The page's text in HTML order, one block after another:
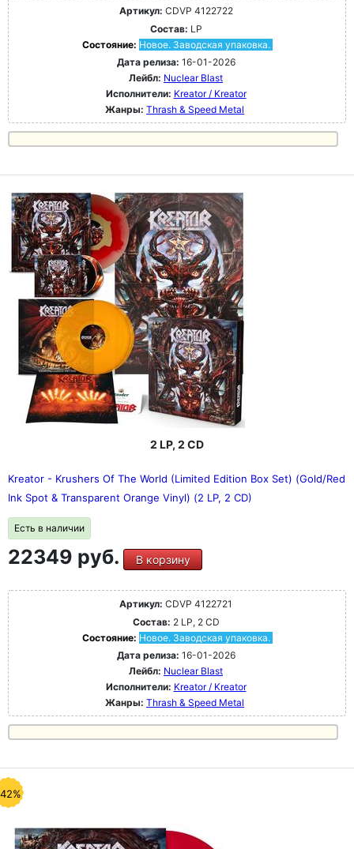
Артикул: CDVP 4122722
Состав: LP
Состояние: Новое. Заводская упаковка.
Дата релиза: 16-01-2026
Лейбл: Nuclear Blast
Исполнители: Kreator / Kreator
Жанры: Thrash & Speed Metal
2 LP, 2 CD
Kreator - Krushers Of The World (Limited Edition Box Set) (Gold/Red
Ink Spot & Transparent Orange Vinyl) (2 LP, 2 CD)
Есть в наличии
22349 руб. В корзину
Артикул: CDVP 4122721
Состав: 2 LP, 2 CD
Состояние: Новое. Заводская упаковка.
Дата релиза: 16-01-2026
Лейбл: Nuclear Blast
Исполнители: Kreator / Kreator
Жанры: Thrash & Speed Metal